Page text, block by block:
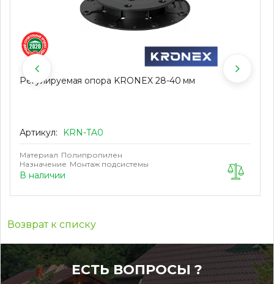
Регулируемая опора KRONEX 28-40 мм
Артикул: KRN-TA0
Материал Полипропилен
Назначение Монтаж подсистемы
В наличии
Возврат к списку
ЕСТЬ ВОПРОСЫ ?